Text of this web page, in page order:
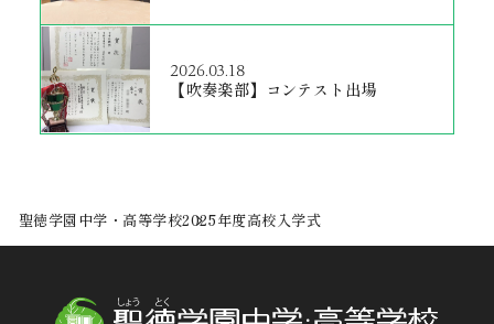
2026.03.18
【吹奏楽部】コンテスト出場
聖徳学園中学・高等学校2025年度高校入学式